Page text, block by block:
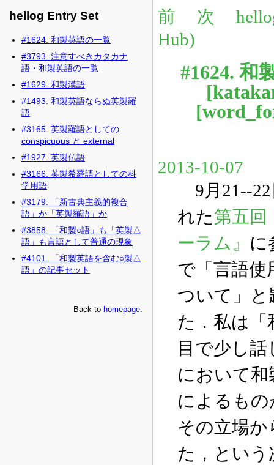
hellog Entry Set
#1624. 和製英語の一覧
#3793. 注意すべきカタカナ
語・和製英語の一覧
#1629. 和製漢語
#1493. 和製英語ならぬ英製羅
語
#3165. 英製羅語としての
conspicuous と external
#1927. 英製仏語
#3166. 英製希羅語としての科
学用語
#3179. 「新古典主義的複合
語」か「英製羅語」か
#3858. 「和製○語」も「英製△
語」も言語として普通の現象
#4101. 「和製英語を含む○製△
語」の記事セット
Back to homepage